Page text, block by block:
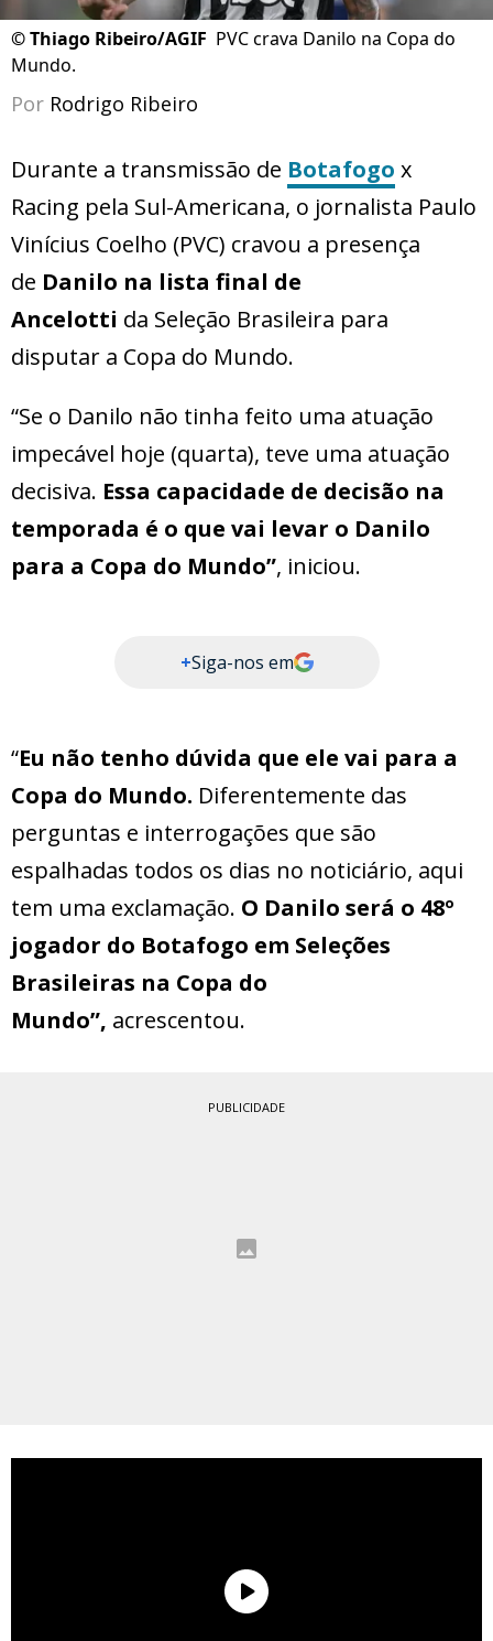
©Thiago Ribeiro/AGIF PVC crava Danilo na Copa do
Mundo.
Por Rodrigo Ribeiro
Durante a transmissão de Botafogo x
Racing pela Sul-Americana, o jornalista Paulo
Vinícius Coelho (PVC) cravou a presença
de Danilo na lista final de
Ancelotti da Seleção Brasileira para
disputar a Copa do Mundo.
“Se o Danilo não tinha feito uma atuação
impecável hoje (quarta), teve uma atuação
decisiva. Essa capacidade de decisão na
temporada é o que vai levar o Danilo
para a Copa do Mundo”, iniciou.
+Siga-nos em
“Eu não tenho dúvida que ele vai para a
Copa do Mundo. Diferentemente das
perguntas e interrogações que são
espalhadas todos os dias no noticiário, aqui
tem uma exclamação. O Danilo será o 48º
jogador do Botafogo em Seleções
Brasileiras na Copa do
Mundo”, acrescentou.
PUBLICIDADE